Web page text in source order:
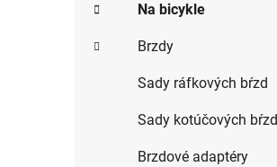
Na bicykle
Brzdy
Sady ráfkových bŕzd
Sady kotúčových bŕzd
Brzdové adaptéry